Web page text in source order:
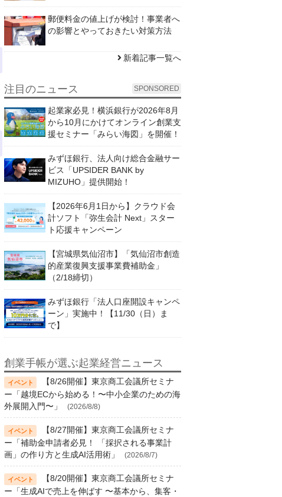
郵便料金の値上げが検討！事業者へ
の影響とやっておきたい対策方法
新着記事一覧へ
注目のニュース SPONSORED
起業家必見！横浜銀行が2026年8月
から10月にかけてオンライン創業支
援セミナー「みらい海図」を開催！
みずほ銀行、法人向け総合金融サー
ビス「UPSIDER BANK by
MIZUHO」提供開始！
【2026年6月1日から】クラウド会
計ソフト「弥生会計 Next」スター
ト応援キャンペーン
【宮城県気仙沼市】「気仙沼市創造
的産業復興支援事業費補助金」
（2/18締切）
みずほ銀行「法人口座開設キャンペ
ーン」実施中！【11/30（日）ま
で】
創業手帳が選ぶ起業経営ニュース
【8/26開催】東京商工会議所セミナ
ー「越境ECから始める！〜中小企業のための海
外展開入門〜」
(2026/8/8)
【8/27開催】東京商工会議所セミナ
ー「補助金申請者必見！ 「採択される事業計
画」の作り方と生成AI活用術」
(2026/8/7)
【8/20開催】東京商工会議所セミナ
ー「生成AIで売上を伸ばす 〜基本から、集客・